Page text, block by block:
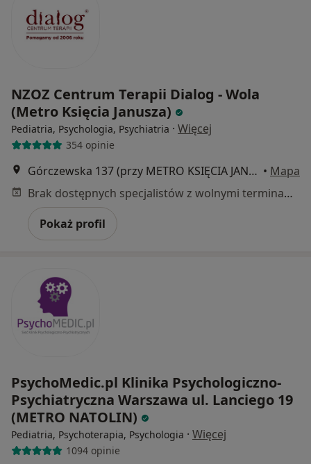
NZOZ Centrum Terapii Dialog - Wola
(Metro Księcia Janusza)
Pediatria, Psychologia, Psychiatria · Więcej
354 opinie
Górczewska 137 (przy METRO KSIĘCIA JANUSZA), Warszawa • Mapa
Brak dostępnych specjalistów z wolnymi terminami w tym centrum medycznym.
Pokaż profil
PsychoMedic.pl Klinika Psychologiczno-
Psychiatryczna Warszawa ul. Lanciego 19
(METRO NATOLIN)
Pediatria, Psychoterapia, Psychologia · Więcej
1094 opinie